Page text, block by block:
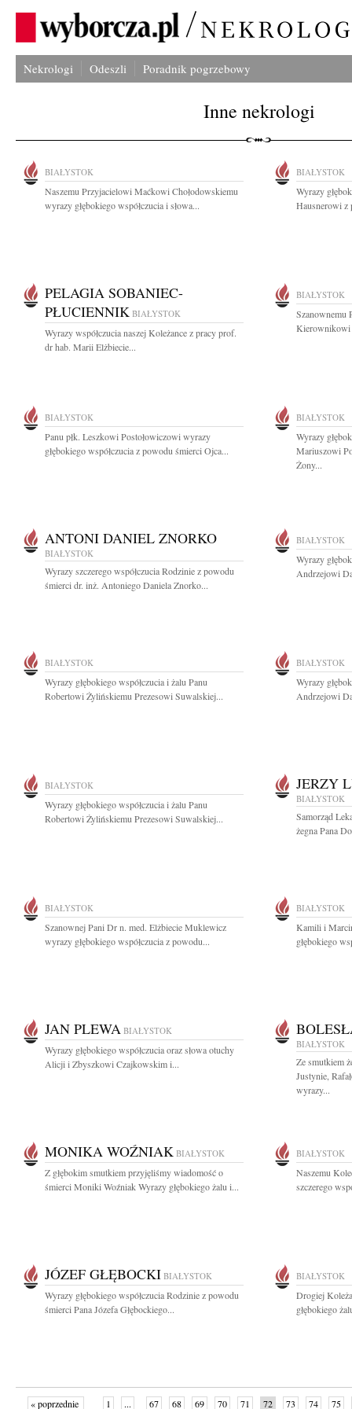
Nekrologi Odeszli Poradnik pogrzebowy
Inne nekrologi
BIAŁYSTOK
Naszemu Przyjacielowi Maćkowi Chołodowskiemu
wyrazy głębokiego współczucia i słowa...
BIAŁYSTOK
Wyrazy
Hausnerowi z
PELAGIA SOBANIEC-
PŁUCIENNIK BIAŁYSTOK
Wyrazy współczucia naszej Koleżance z pracy prof.
dr hab. Marii Elżbiecie...
BIAŁYSTOK
Szanownemu
Kierownikowi
BIAŁYSTOK
Panu płk. Leszkowi Postołowiczowi wyrazy
głębokiego współczucia z powodu śmierci Ojca...
BIAŁYSTOK
Wyrazy
Mariuszowi
Żony...
ANTONI DANIEL ZNORKO
BIAŁYSTOK
Wyrazy szczerego współczucia Rodzinie z powodu
śmierci dr. inż. Antoniego Daniela Znorko...
BIAŁYSTOK
Wyrazy
Andrzejowi
BIAŁYSTOK
Wyrazy głębokiego współczucia i żalu Panu
Robertowi Żylińskiemu Prezesowi Suwalskiej...
BIAŁYSTOK
Wyrazy
Andrzejowi
BIAŁYSTOK
Wyrazy głębokiego współczucia i żalu Panu
Robertowi Żylińskiemu Prezesowi Suwalskiej...
JERZY
BIAŁYSTOK
Samorząd
żegna Pana
BIAŁYSTOK
Szanownej Pani Dr n. med. Elżbiecie Muklewicz
wyrazy głębokiego współczucia z powodu...
BIAŁYSTOK
Kamili i
głębokiego
JAN PLEWA BIAŁYSTOK
Wyrazy głębokiego współczucia oraz słowa otuchy
Alicji i Zbyszkowi Czajkowskim i...
BIAŁYSTOK
Ze smutkiem
Justynie,
wyrazy...
MONIKA WOŹNIAK BIAŁYSTOK
Z głębokim smutkiem przyjęliśmy wiadomość o
śmierci Moniki Woźniak Wyrazy głębokiego żalu i...
BIAŁYSTOK
Naszemu
szczerego
JÓZEF GŁĘBOCKI BIAŁYSTOK
Wyrazy głębokiego współczucia Rodzinie z powodu
śmierci Pana Józefa Głębockiego...
BIAŁYSTOK
Drogiej
głębokiego
« poprzednie 1 ... 67 68 69 70 71 72 73 74 75